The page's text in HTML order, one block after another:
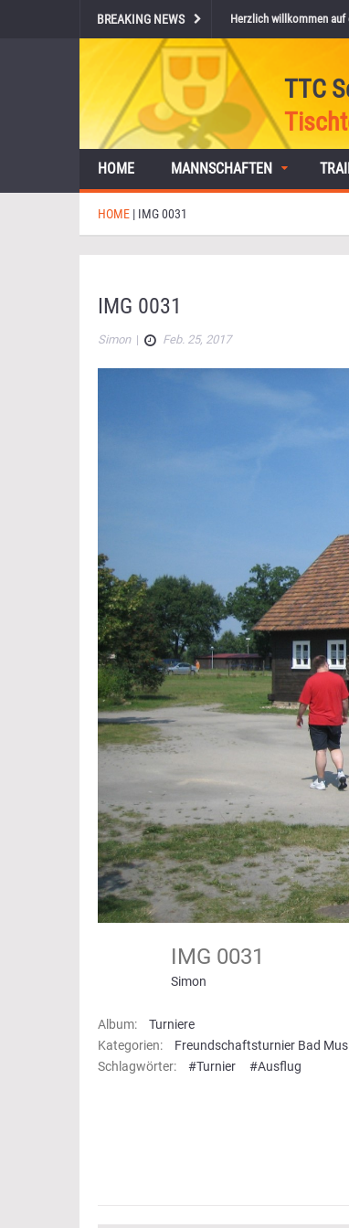
BREAKING NEWS Herzlich willkommen auf
TTC
HOME MANNSCHAFTEN
HOME | IMG 0031
IMG 0031
Simon| Feb. 25, 2017
IMG 0031
Simon
Album:
Turniere
Kategorien:
Freundschaftsturnier Bad
Schlagwörter:
#Turnier #Ausflug